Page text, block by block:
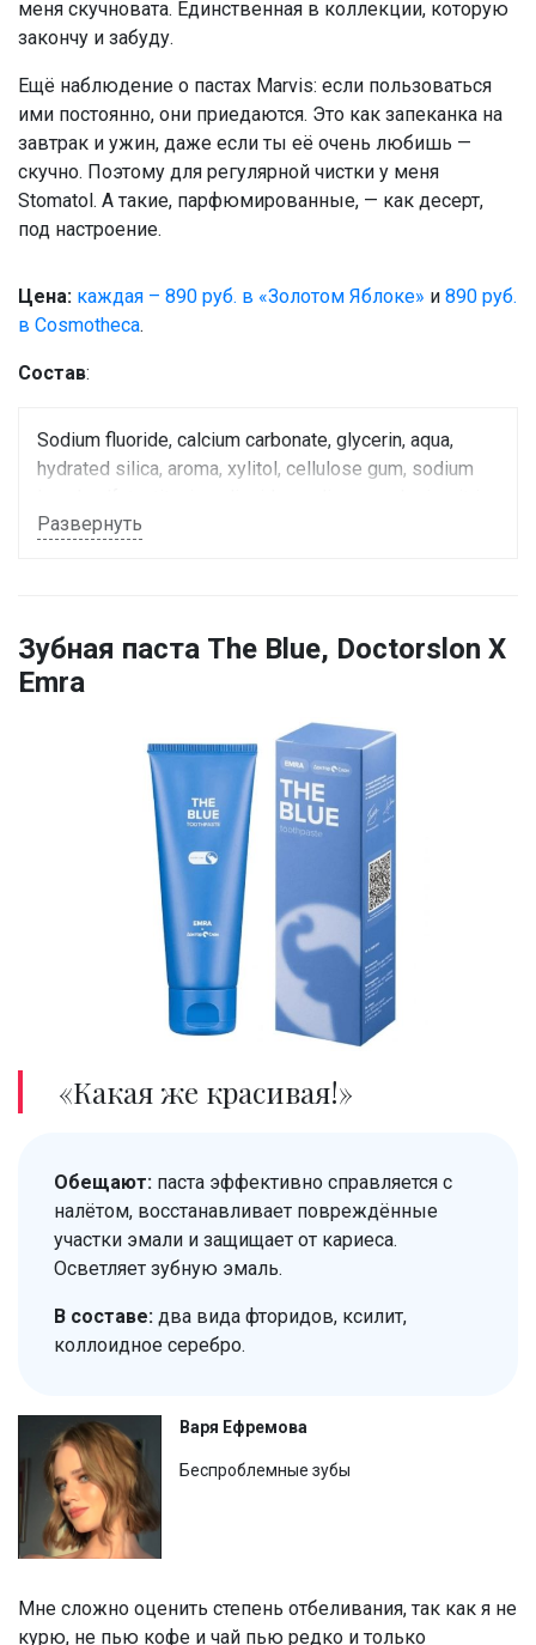
меня скучновата. Единственная в коллекции, которую
закончу и забуду.
Ещё наблюдение о пастах Marvis: если пользоваться
ими постоянно, они приедаются. Это как запеканка на
завтрак и ужин, даже если ты её очень любишь —
скучно. Поэтому для регулярной чистки у меня
Stomatol. А такие, парфюмированные, — как десерт,
под настроение.
Цена: каждая – 890 руб. в «Золотом Яблоке» и 890 руб.
в Cosmotheca.
Состав:
Sodium fluoride, calcium carbonate, glycerin, aqua,
hydrated silica, aroma, xylitol, cellulose gum, sodium
acid, sodium citrate.
Развернуть
Зубная паста The Blue, Doctorslon X
Emra
«Какая же красивая!»
Обещают: паста эффективно справляется с
налётом, восстанавливает повреждённые
участки эмали и защищает от кариеса.
Осветляет зубную эмаль.
В составе: два вида фторидов, ксилит,
коллоидное серебро.
Варя Ефремова
Беспроблемные зубы
Мне сложно оценить степень отбеливания, так как я не
курю, не пью кофе и чай пью редко и только